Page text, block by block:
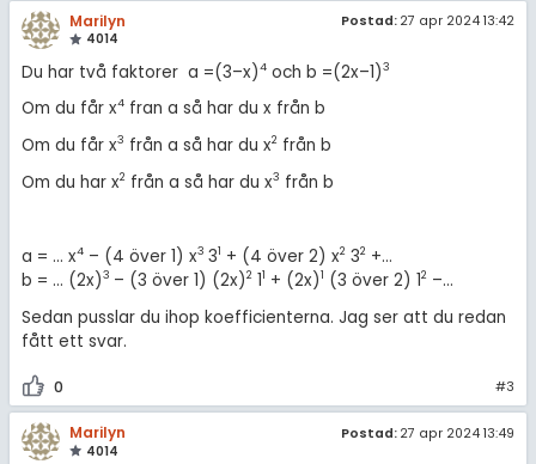
Marilyn
4014
Postad: 27 apr 2024 13:42
Du har två faktorer a =(3–x)4och b =(2x–1)3
Om du får x4fran a så har du x från b
Om du får x3 från a så har du x2 från b
Om du har x2 från a så har du x3 från b
a = … x4– (4 över 1) x3 31 + (4 över 2) x2 32 +…
b = … (2x)3 – (3 över 1) (2x)2 11 + (2x)1 (3 över 2) 12 –…
Sedan pusslar du ihop koefficienterna. Jag ser att du redan
fått ett svar.
0 #3
Marilyn
4014
Postad: 27 apr 2024 13:49